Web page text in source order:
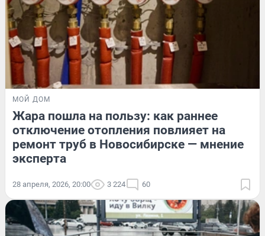
МОЙ ДОМ
Жара пошла на пользу: как раннее
отключение отопления повлияет на
ремонт труб в Новосибирске — мнение
эксперта
28 апреля, 2026, 20:00 3 224 60